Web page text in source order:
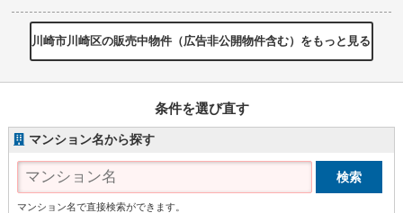
川崎市川崎区の販売中物件（広告非公開物件含む）をもっと見る
条件を選び直す
マンション名から探す
マンション名で直接検索ができます。